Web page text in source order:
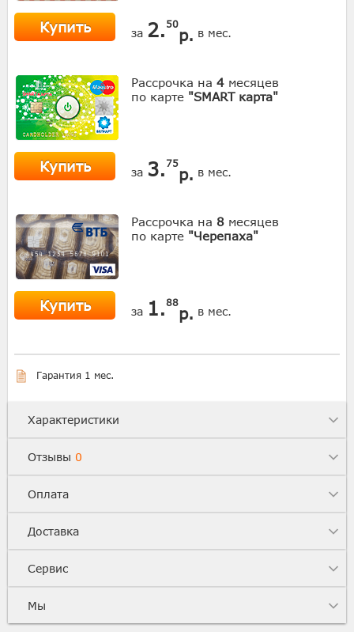
Купить за 2. 50
р. в мес.
Рассрочка на 4 месяцев
по карте "SMART карта"
Купить за 3. 75
р. в мес.
Рассрочка на 8 месяцев
по карте "Черепаха"
Купить за 1.88
р. в мес.
Гарантия 1 мес.
Характеристики
Отзывы 0
Оплата
Доставка
Сервис
Мы